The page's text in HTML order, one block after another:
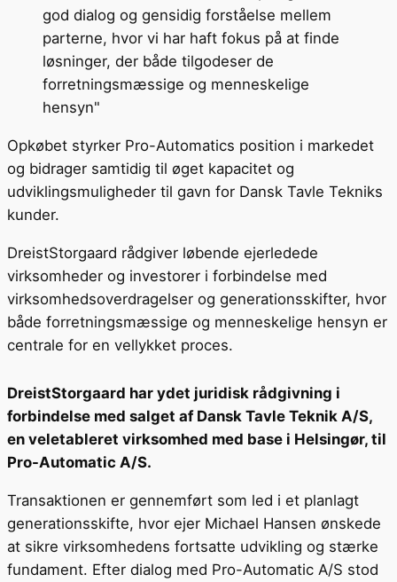
god dialog og gensidig forståelse mellem
parterne, hvor vi har haft fokus på at finde
løsninger, der både tilgodeser de
forretningsmæssige og menneskelige
hensyn"
Opkøbet styrker Pro-Automatics position i markedet
og bidrager samtidig til øget kapacitet og
udviklingsmuligheder til gavn for Dansk Tavle Tekniks
kunder.
DreistStorgaard rådgiver løbende ejerledede
virksomheder og investorer i forbindelse med
virksomhedsoverdragelser og generationsskifter, hvor
både forretningsmæssige og menneskelige hensyn er
centrale for en vellykket proces.
DreistStorgaard har ydet juridisk rådgivning i
forbindelse med salget af Dansk Tavle Teknik A/S,
en veletableret virksomhed med base i Helsingør, til
Pro-Automatic A/S.
Transaktionen er gennemført som led i et planlagt
generationsskifte, hvor ejer Michael Hansen ønskede
at sikre virksomhedens fortsatte udvikling og stærke
fundament. Efter dialog med Pro-Automatic A/S stod